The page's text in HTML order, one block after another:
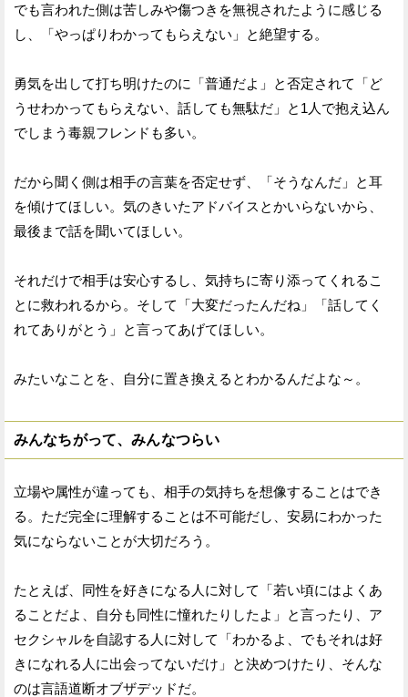
でも言われた側は苦しみや傷つきを無視されたように感じる
し、「やっぱりわかってもらえない」と絶望する。
勇気を出して打ち明けたのに「普通だよ」と否定されて「ど
うせわかってもらえない、話しても無駄だ」と1人で抱え込ん
でしまう毒親フレンドも多い。
だから聞く側は相手の言葉を否定せず、「そうなんだ」と耳
を傾けてほしい。気のきいたアドバイスとかいらないから、
最後まで話を聞いてほしい。
それだけで相手は安心するし、気持ちに寄り添ってくれるこ
とに救われるから。そして「大変だったんだね」「話してく
れてありがとう」と言ってあげてほしい。
みたいなことを、自分に置き換えるとわかるんだよな～。
みんなちがって、みんなつらい
立場や属性が違っても、相手の気持ちを想像することはでき
る。ただ完全に理解することは不可能だし、安易にわかった
気にならないことが大切だろう。
たとえば、同性を好きになる人に対して「若い頃にはよくあ
ることだよ、自分も同性に憧れたりしたよ」と言ったり、ア
セクシャルを自認する人に対して「わかるよ、でもそれは好
きになれる人に出会ってないだけ」と決めつけたり、そんな
のは言語道断オブザデッドだ。